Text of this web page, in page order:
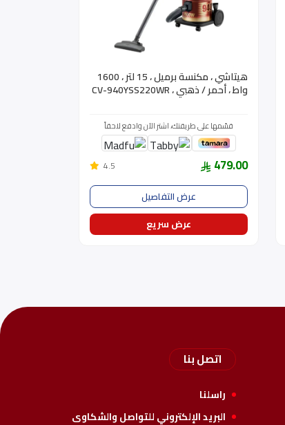
هيتاشي ، مكنسة برميل ، 15 لتر ، 1600
واط ، أحمر / ذهبي ، CV-940YSS220WR
قسّمها على طريقتك، اشتر الآن وادفع لاحقاً
479.00
4.5
عرض التفاصيل
عرض سريع
اتصل بنا
راسلنا
البريد الإلكتروني للتواصل والشكاوى